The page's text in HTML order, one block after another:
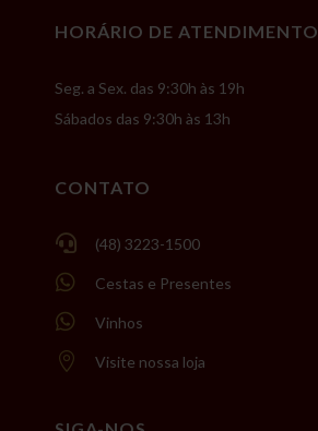
HORÁRIO DE ATENDIMENTO
Seg. a Sex. das 9:30h às 19h
Sábados das 9:30h às 13h
CONTATO
 (48) 3223-1500
 Cestas e Presentes
 Vinhos
 Visite nossa loja